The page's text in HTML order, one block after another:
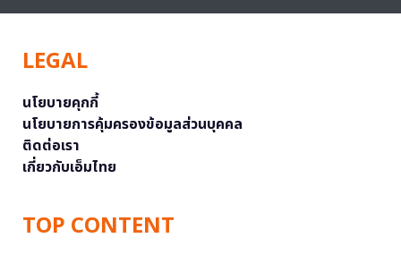
LEGAL
นโยบายคุกกี้
นโยบายการคุ้มครองข้อมูลส่วนบุคคล
ติดต่อเรา
เกี่ยวกับเอ็มไทย
TOP CONTENT